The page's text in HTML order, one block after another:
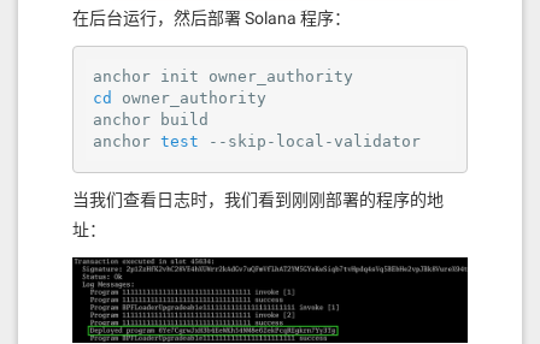
在后台运行，然后部署 Solana 程序：
cd
owner_authority
anchor build
anchor test --skip-local-validator
当我们查看日志时，我们看到刚刚部署的程序的地
址：